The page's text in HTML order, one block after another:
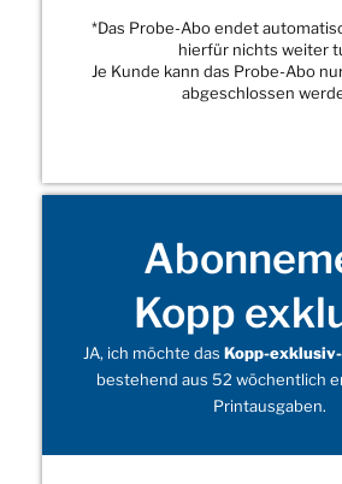
*Das Probe-Abo endet
hierfür nichts weiter
Je Kunde kann das Probe-Abo
abgeschlossen
Kopp
JA, ich möchte das Kopp-
bestehend aus 52 wöchentlich
Printausgaben.